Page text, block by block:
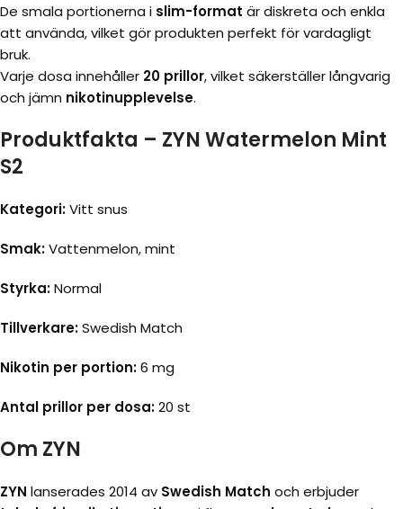
De smala portionerna i slim-format är diskreta och enkla
att använda, vilket gör produkten perfekt för vardagligt
bruk.
Varje dosa innehåller 20 prillor, vilket säkerställer långvarig
och jämn nikotinupplevelse.
Produktfakta – ZYN Watermelon Mint
S2
Kategori:Vitt snus
Smak:Vattenmelon, mint
Styrka:Normal
Tillverkare:Swedish Match
Nikotin per portion:6 mg
Antal prillor per dosa:20 st
Om ZYN
ZYN lanserades 2014 av Swedish Match och erbjuder